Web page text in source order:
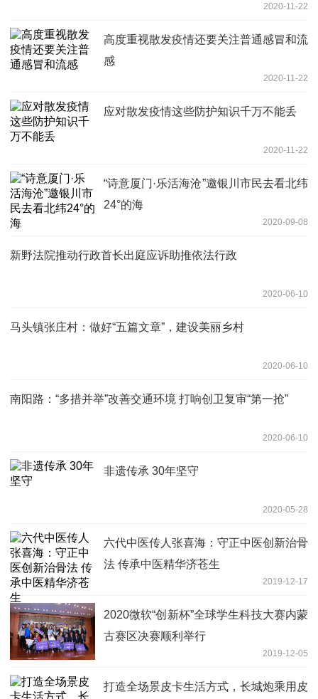
2020-11-22
高度重视散发疫情还要关注普通感冒和流
感
2020-11-22
应对散发疫情这些防护知识千万不能丢
2020-11-22
“诗意厦门·乐活海沧”邀银川市民去看北纬
24°的海
2020-09-08
新野法院推动行政首长出庭应诉助推依法行政
2020-06-10
马头镇张庄村：做好“五篇文章”，建设美丽乡村
2020-06-10
南阳路：“多措并举”改善交通环境 打响创卫复审“第一抢”
2020-06-10
非遗传承 30年坚守
2020-05-28
六代中医传人张喜海：守正中医创新治骨
法 传承中医精华济苍生
2019-12-17
2020微软“创新杯”全球学生科技大赛内蒙
古赛区决赛顺利举行
2019-12-05
打造全场景皮卡生活方式，长城炮乘用皮